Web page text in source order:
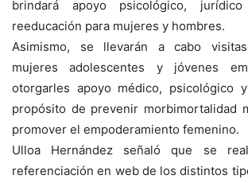
brindará apoyo psicológico,
reeducación para mujeres y hombres.
Asimismo, se llevarán a cabo
mujeres adolescentes y jóvenes
otorgarles apoyo médico, psicológico
propósito de prevenir morbimortalidad
promover el empoderamiento femenino.
Ulloa Hernández señaló que se
referenciación en web de los distintos